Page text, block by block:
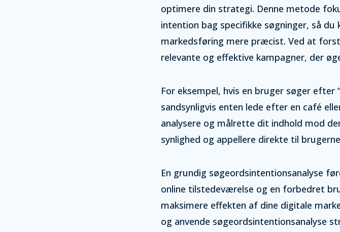
optimere din strategi. Denne metode
intention bag specifikke søgninger, så
markedsføring mere præcist. Ved at
relevante og effektive kampagner, der
For eksempel, hvis en bruger søger efter
sandsynligvis enten lede efter en café
analysere og målrette dit indhold mod
synlighed og appellere direkte til
En grundig søgeordsintentionsanalyse
online tilstedeværelse og en forbedret
maksimere effekten af dine digitale
og anvende søgeordsintentionsanalyse